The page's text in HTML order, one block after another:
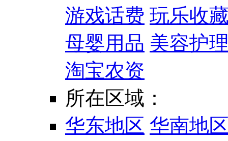
游戏话费 玩乐收
母婴用品 美容护
淘宝农资
所在区域：
华东地区 华南地